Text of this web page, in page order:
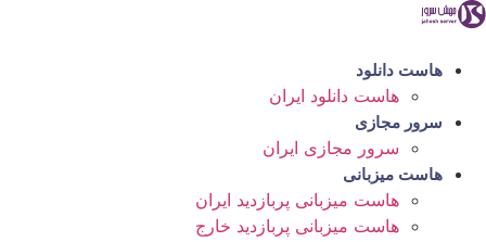
پرش
محتوا
هاست دانلود
هاست دانلود ایران
سرور مجازی
سرور مجازی ایران
هاست میزبانی
هاست میزبانی پربازدید ایران
هاست میزبانی پربازدید خارج